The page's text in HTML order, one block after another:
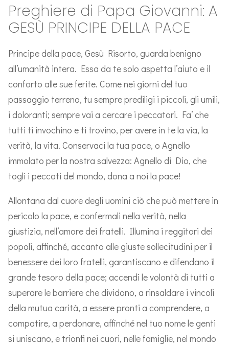
Preghiere di Papa Giovanni: A
GESÙ PRINCIPE DELLA PACE
Principe della pace, Gesù Risorto, guarda benigno
all’umanità intera. Essa da te solo aspetta l’aiuto e il
conforto alle sue ferite. Come nei giorni del tuo
passaggio terreno, tu sempre prediligi i piccoli, gli umili,
i doloranti; sempre vai a cercare i peccatori. Fa’ che
tutti ti invochino e ti trovino, per avere in te la via, la
verità, la vita. Conservaci la tua pace, o Agnello
immolato per la nostra salvezza: Agnello di Dio, che
togli i peccati del mondo, dona a noi la pace!
Allontana dal cuore degli uomini ciò che può mettere in
pericolo la pace, e confermali nella verità, nella
giustizia, nell’amore dei fratelli. Illumina i reggitori dei
popoli, affinché, accanto alle giuste sollecitudini per il
benessere dei loro fratelli, garantiscano e difendano il
grande tesoro della pace; accendi le volontà di tutti a
superare le barriere che dividono, a rinsaldare i vincoli
della mutua carità, a essere pronti a comprendere, a
compatire, a perdonare, affinché nel tuo nome le genti
si uniscano, e trionfi nei cuori, nelle famiglie, nel mondo